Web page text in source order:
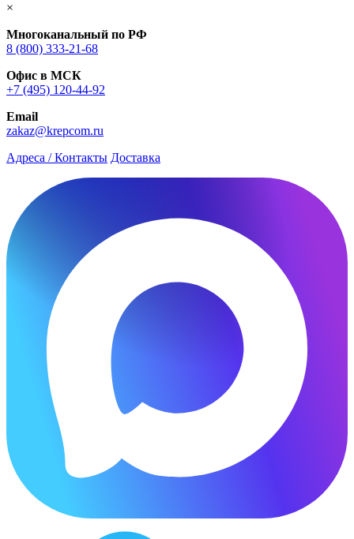
×
Многоканальный по РФ
8 (800) 333‑21-68
Офис в МСК
+7 (495) 120-44-92
Email
zakaz@krepcom.ru
Адреса / Контакты Доставка